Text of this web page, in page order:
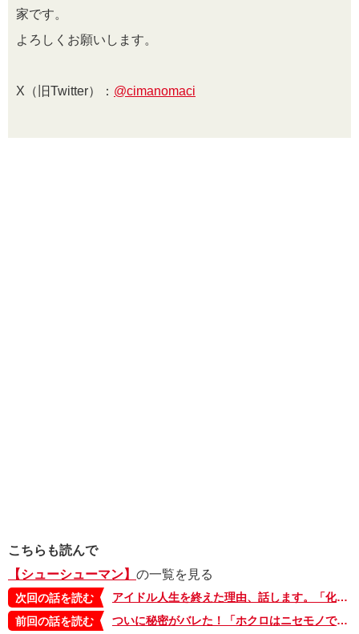
家です。
よろしくお願いします。
X（旧Twitter）： @cimanomaci
こちらも読んで
【シューシューマン】 の一覧を見る
次回の話を読む
アイドル人生を終えた理由、話します。「化けるよぉ アリャ」期待されてスタートしたのに【シューシューマン・8】
前回の話を読む
ついに秘密がバレた！「ホクロはニセモノです」すかさず聞いた「お前 罪人？」【シューシューマン・6】